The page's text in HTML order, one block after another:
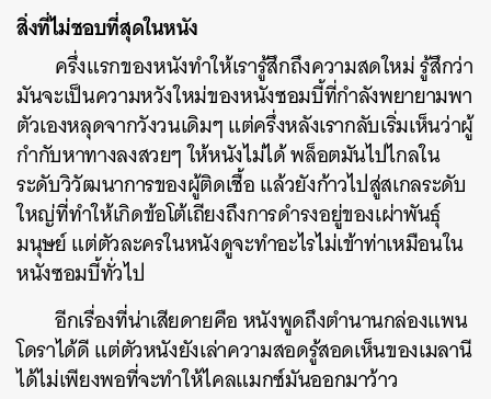
สิ่งที่ไม่ชอบที่สุดในหนัง
ครึ่งแรกของหนังทำให้เรารู้สึกถึงความสดใหม่ รู้สึกว่า
มันจะเป็นความหวังใหม่ของหนังซอมบี้ที่กำลังพยายามพา
ตัวเองหลุดจากวังวนเดิมๆ แต่ครึ่งหลังเรากลับเริ่มเห็นว่าผู้
กำกับหาทางลงสวยๆ ให้หนังไม่ได้ พล็อตมันไปไกลใน
ระดับวิวัฒนาการของผู้ติดเชื้อ แล้วยังก้าวไปสู่สเกลระดับ
ใหญ่ที่ทำให้เกิดข้อโต้เถียงถึงการดำรงอยู่ของเผ่าพันธุ์
มนุษย์ แต่ตัวละครในหนังดูจะทำอะไรไม่เข้าท่าเหมือนใน
หนังซอมบี้ทั่วไป
อีกเรื่องที่น่าเสียดายคือ หนังพูดถึงตำนานกล่องแพน
โดราได้ดี แต่ตัวหนังยังเล่าความสอดรู้สอดเห็นของเมลานี
ได้ไม่เพียงพอที่จะทำให้ไคลแมกซ์มันออกมาว้าว